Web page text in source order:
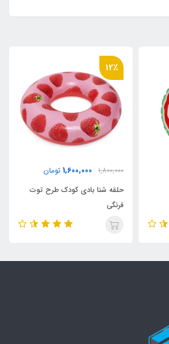
12٪
1,800,000
1,600,000 تومان
حلقه شنا بادی کودک طرح توت
فرنگی